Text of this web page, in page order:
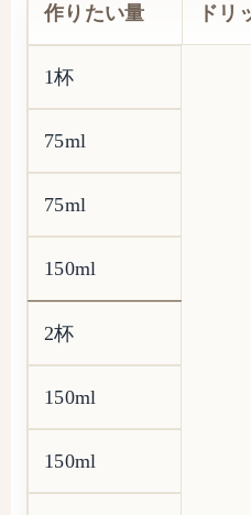
作りたい量 ドリ
1杯
75ml
75ml
150ml
2杯
150ml
150ml